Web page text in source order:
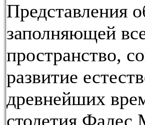
Представления
заполняющей
пространство,
развитие
древнейших
столетия Фалес